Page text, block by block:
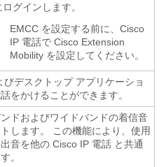
グインします。
EMCC を設定する前に、Cisco
IP 電話で Cisco Extension
Mobility を設定してください。
びデスクトップ アプリケーショ
をかけることができます。
ドおよびワイドバンドの着信音
します。 この機能により、使用
音を他の Cisco IP 電話 と共通
。